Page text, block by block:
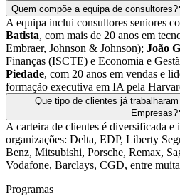
Quem compõe a equipa de consultores?
A equipa inclui consultores seniores
Batista, com mais de 20 anos em
Embraer, Johnson & Johnson); João
Finanças (ISCTE) e Economia e
Piedade, com 20 anos em vendas e
formação executiva em IA pela
Que tipo de clientes já
Empresas?
A carteira de clientes é diversificada
organizações: Delta, EDP, Liberty
Benz, Mitsubishi, Porsche, Remax,
Vodafone, Barclays, CGD, entre
Programas